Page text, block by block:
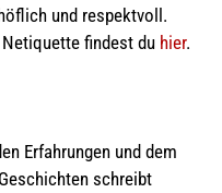
und respektvoll.
findest du hier.
Erfahrungen und dem
schreibt